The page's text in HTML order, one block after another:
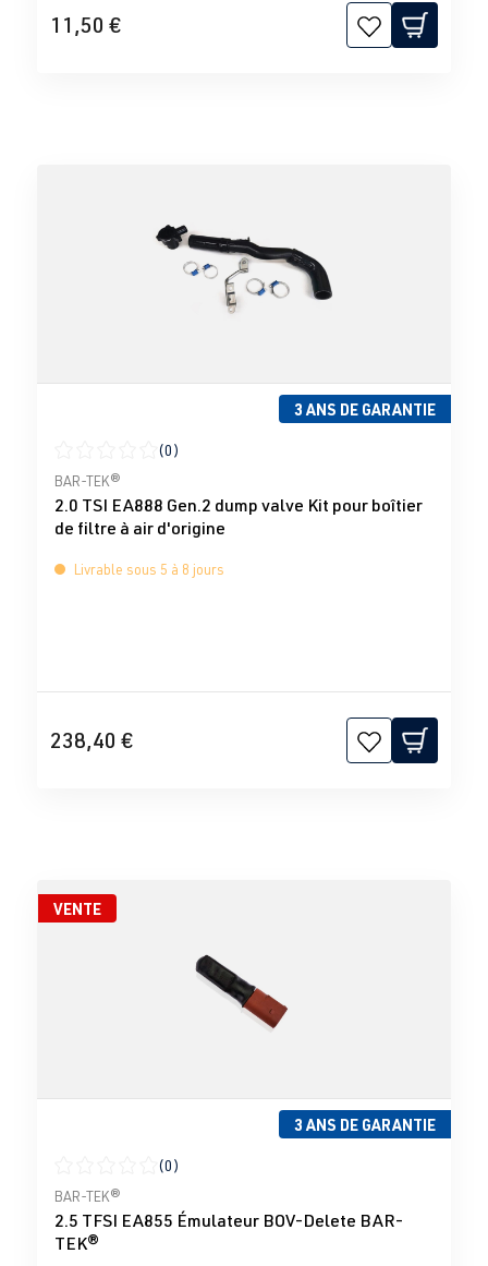
11,50 €
3 ANS DE GARANTIE
Note moyenne de 0 sur 5 étoiles
(0)
BAR-TEK®
2.0 TSI EA888 Gen.2 dump valve Kit pour boîtier
de filtre à air d'origine
Livrable sous 5 à 8 jours
238,40 €
VENTE
3 ANS DE GARANTIE
Note moyenne de 0 sur 5 étoiles
(0)
BAR-TEK®
2.5 TFSI EA855 Émulateur BOV-Delete BAR-
TEK®